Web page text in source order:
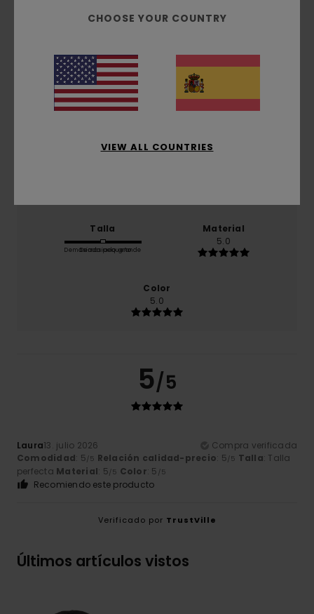
El 100% de nuestros clientes recomiendan este
Comodidad
Talla
Demasiado pequeño
Demasiado grande
Material
5.0
Color
5.0
5/5
Laura13. julio 2026
Compra verificada
Comodidad: 5/5 Relación calidad-precio: 5/5 Talla: Talla
perfecta Material: 5/5 Color: 5 /5
Recomiendo este producto
Verificado por TrustVille
Últimos artículos vistos
CHOOSE YOUR COUNTRY
VIEW ALL COUNTRIES